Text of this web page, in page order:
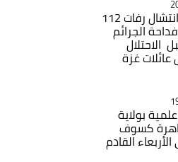
العفو الدولية: انتشال رفات 112
الجرائم
الاحتلال
غزة
بولاية
كسوف
القادم